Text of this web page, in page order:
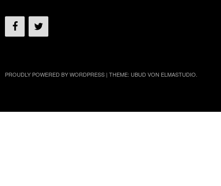
PROUDLY POWERED BY WORDPRESS | THEME: UBUD VON ELMASTUDIO